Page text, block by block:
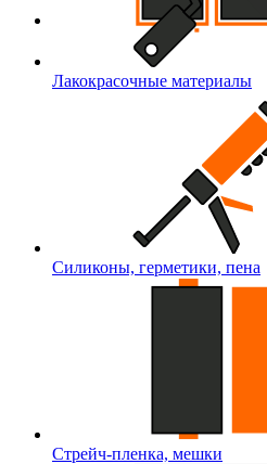
Лакокрасочные материалы
Силиконы, герметики, пена
Стрейч-пленка, мешки